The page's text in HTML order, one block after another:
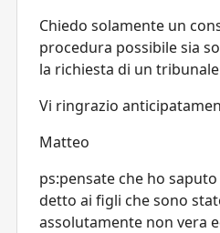
Chiedo solamente un
procedura possibile sia
la richiesta di un
Vi ringrazio
Matteo
ps:pensate che ho
detto ai figli che sono
assolutamente non vera